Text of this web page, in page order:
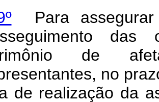
Para assegurar
de
no
de realização da